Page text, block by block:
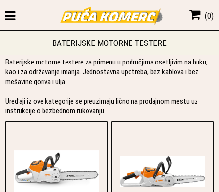
(0)
BATERIJSKE MOTORNE TESTERE
Baterijske motorne testere za primenu u područjima osetljivim na buku,
kao i za održavanje imanja. Jednostavna upotreba, bez kablova i bez
mešavine goriva i ulja.
Uređaji iz ove kategorije se preuzimaju lično na prodajnom mestu uz
instrukcije o bezbednom rukovanju.